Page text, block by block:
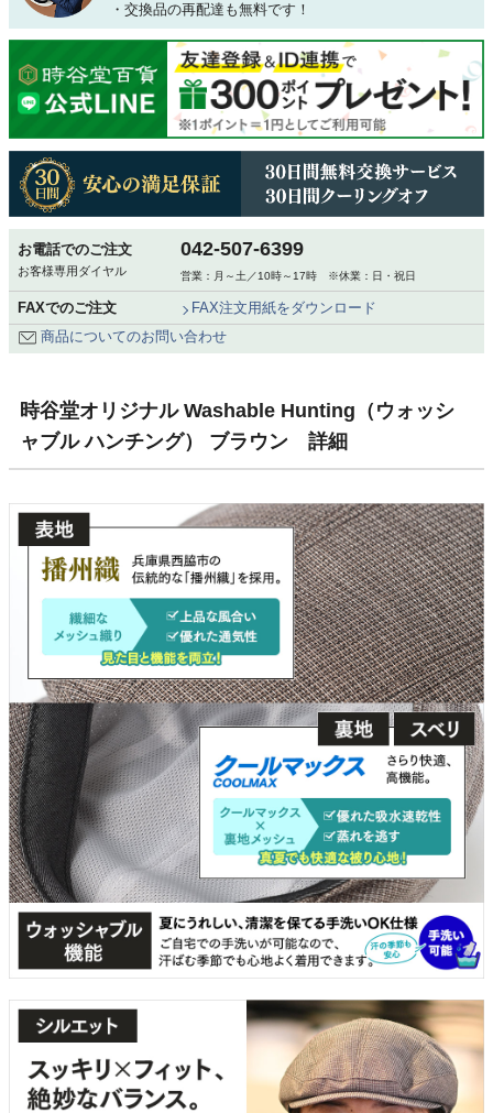
・交換品の再配達も無料です！
お電話でのご注文
お客様専用ダイヤル
042-507-6399
営業：月～土／10時～17時 ※休業：日・祝日
FAXでのご注文
FAX注文用紙をダウンロード
商品についてのお問い合わせ
時谷堂オリジナル Washable Hunting（ウォッシ
ャブル ハンチング） ブラウン 詳細